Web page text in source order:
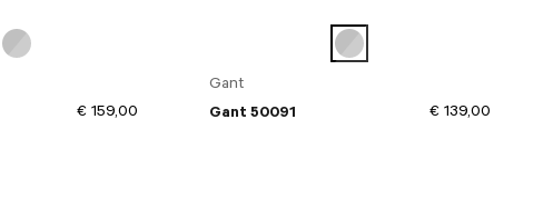
€ 159,00
Gant
Gant 50091
€ 139,00